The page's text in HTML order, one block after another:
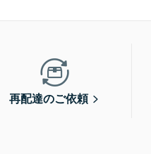
再配達のご依頼